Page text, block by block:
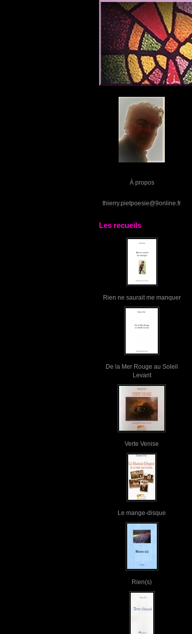
À propos
thierry.pietpoesie@9online.fr
Les recueils
Rien ne saurait me manquer
De la Mer Rouge au Soleil
Levant
Verte Venise
Le mange-disque
Rien(s)